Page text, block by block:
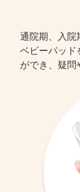
通院期、入院
ベビーパッド
ができ、疑問